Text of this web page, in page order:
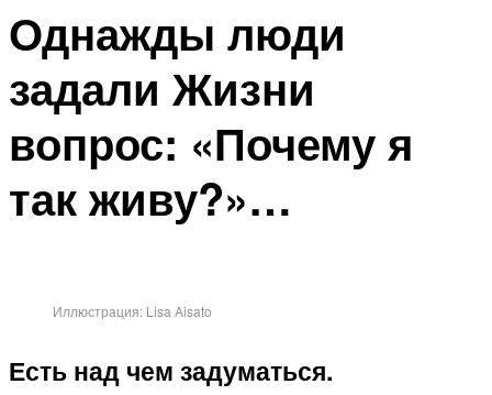
Однажды люди
задали Жизни
вопрос: «Почему я
так живу?»…
Иллюстрация: Lisa Aisato
Есть над чем задуматься.